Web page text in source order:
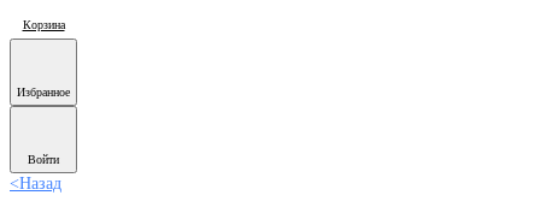
Корзина
Избранное
Войти
<Назад